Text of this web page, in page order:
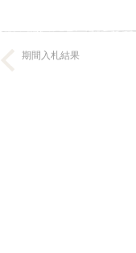
期間入札結果